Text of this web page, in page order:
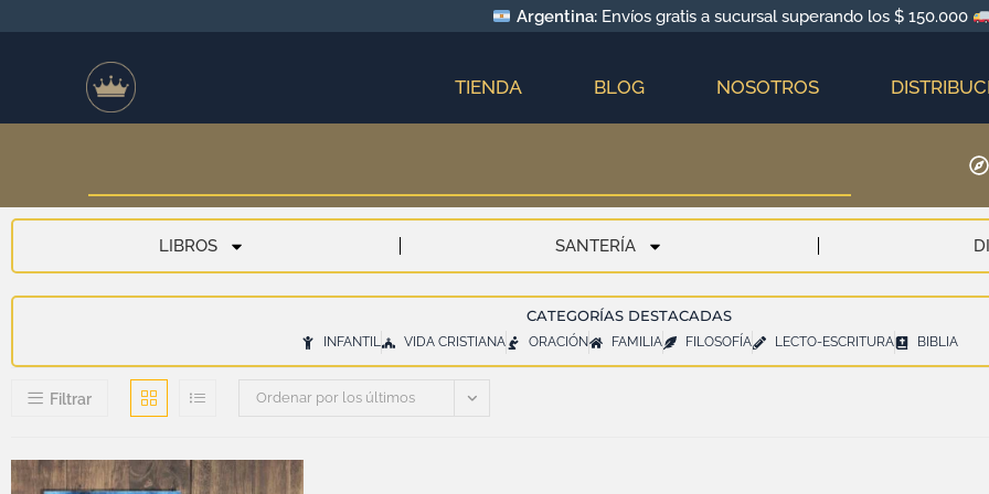
Argentina:Envíos gratis a sucursal superando los $ 150.000
TIENDA BLOG NOSOTROS
LIBROS SANTERÍA
CATEGORÍAS DESTACADAS
INFANTIL VIDA CRISTIANA ORACIÓN FAMILIA FILOSOFÍA LECTO-ESCRITURA BIBLIA
Filtrar Ordenar por los últimos